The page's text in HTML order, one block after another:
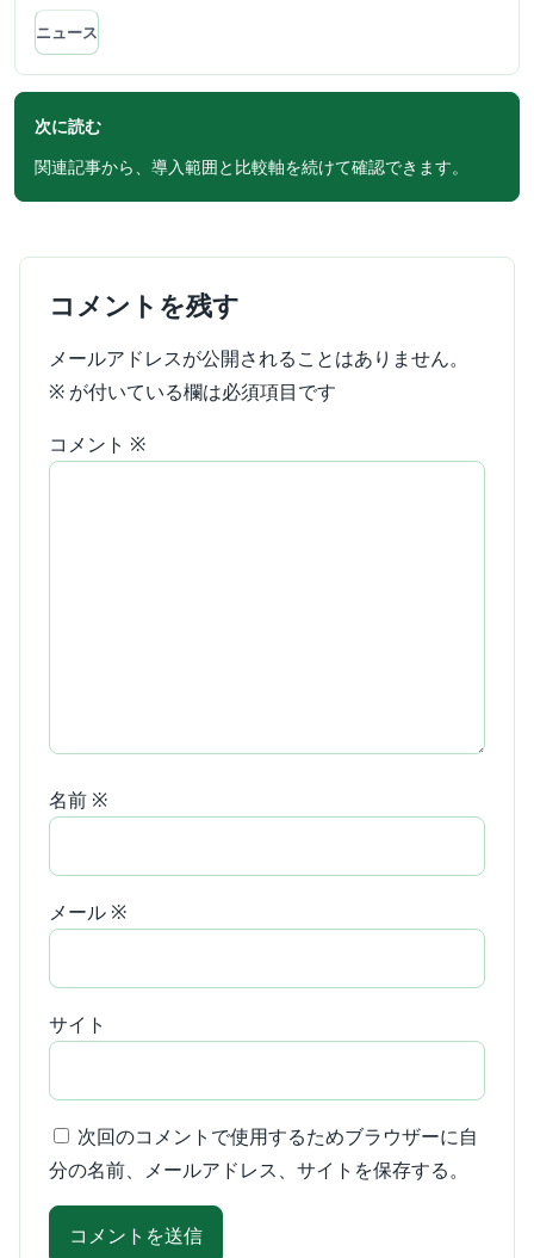
ニュース
次に読む
関連記事から、導入範囲と比較軸を続けて確認できます。
コメントを残す
メールアドレスが公開されることはありません。
※ が付いている欄は必須項目です
コメント ※
名前 ※
メール ※
サイト
次回のコメントで使用するためブラウザーに自
分の名前、メールアドレス、サイトを保存する。